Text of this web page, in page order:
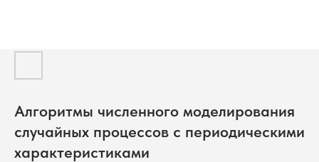
Алгоритмы численного моделирования
случайных процессов с периодическими
характеристиками